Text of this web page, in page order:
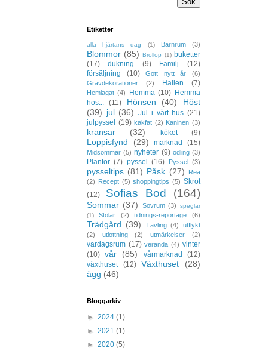
Etiketter
alla hjärtans dag (1) Barnrum (3)
Blommor (85) Bröllop (1) buketter
(17)
dukning (9) Familj
(12)
försäljning
(10) Gott nytt år
(6)
Gravdekorationer
(2) Hallen (7)
Hemlagat (4) Hemma (10) Hemma
hos...
(11) Hönsen (40)
Höst
(39) jul (36) Jul i vårt hus (21)
julpyssel
(19) kakfat (2) Kaninen (3)
kransar (32) köket (9)
Loppisfynd (29) marknad (15)
Midsommar (5) nyheter (9) odling (3)
Plantor (7) pyssel (16) Pyssel (3)
pysseltips (81) Påsk (27)
Rea
(2) Recept (5) shoppingtips (5) Skrot
(12)
Sofias Bod (164)
Sommar (37) Sovrum (3)
speglar
(1)
Stolar (2) tidnings-reportage (6)
Trädgård (39) Tävling (4)
utflykt
(2)
utlottning (2) utmärkelser (2)
vardagsrum (17) veranda (4) vinter
(10) vår (85) vårmarknad
(12)
växthuset
(12) Växthuset
(28)
ägg (46)
Bloggarkiv
► 2024 (1)
► 2021 (1)
► 2020 (5)